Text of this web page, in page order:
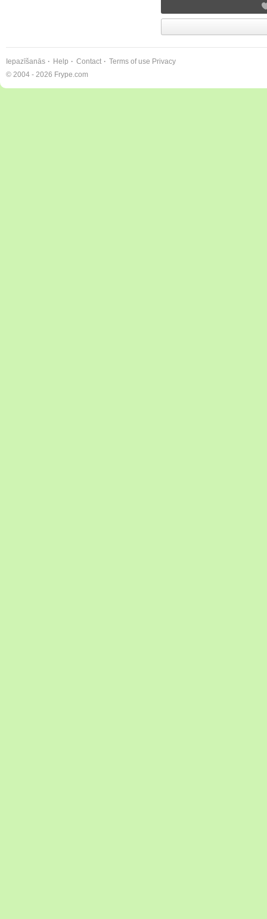
Iepazīšanās Help Contact Terms of use Privacy
© 2004 - 2026 Frype.com